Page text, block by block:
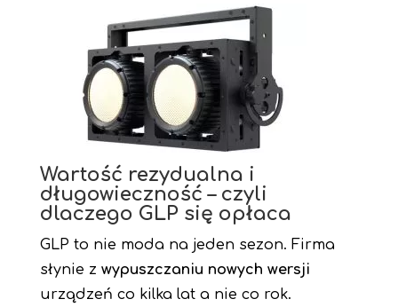
Wartość rezydualna i
długowieczność – czyli
dlaczego GLP się opłaca
GLP to nie moda na jeden sezon. Firma
słynie z wypuszczaniu nowych wersji
urządzeń co kilka lat a nie co rok.